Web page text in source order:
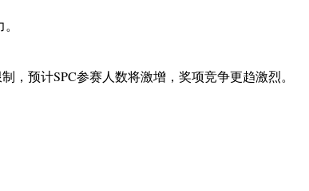
，预计SPC参赛人数将激增，奖项竞争更趋激烈。